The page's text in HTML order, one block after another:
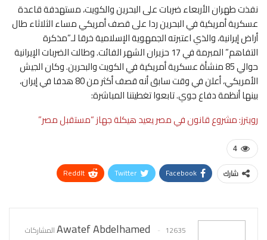
نفذت طهران الأربعاء ضربات على البحرين والكويت، مستهدفة قاعدة
عسكرية أمريكية في البحرين ردا على قصف أمريكي مساء الثلاثاء طال
أراض إيرانية، والذي اعتبرته الجمهوية الإسلامية خرقا لـ”مذكرة
التفاهم” المبرمة في 17 حزيران الشهر الفائت. وطالت الضربات الإيرانية
حوالي 85 منشأة عسكرية أمريكية في الكويت والبحرين. وكان الجيش
الأمريكي، أعلن في وقت سابق أنه قصف أكثر من 80 هدفا في إيران،
بينها أنظمة دفاع جوي. تابعوا تغطيتنا المباشرة:
رويترز: مشروع قانون في مصر يعيد هيكلة جهاز “مستقبل مصر”
4
شارك Facebook
Twitter
ReddIt
Awatef Abdelhamed
12635 المشاركات